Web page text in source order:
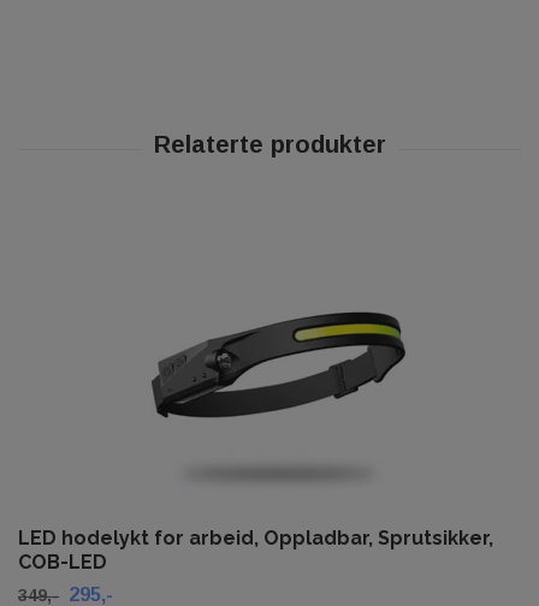
LED hodelykt for arbeid, Oppladbar, Sprutsikker,
COB-LED
349,- 295,-